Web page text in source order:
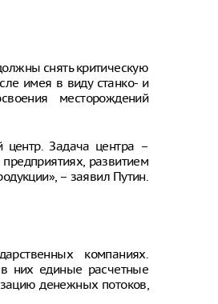
снять критическую
имея в виду станко- и
месторождений
центр. Задача центра –
развитием
– заявил Путин.
компаниях.
них единые расчетные
денежных потоков,